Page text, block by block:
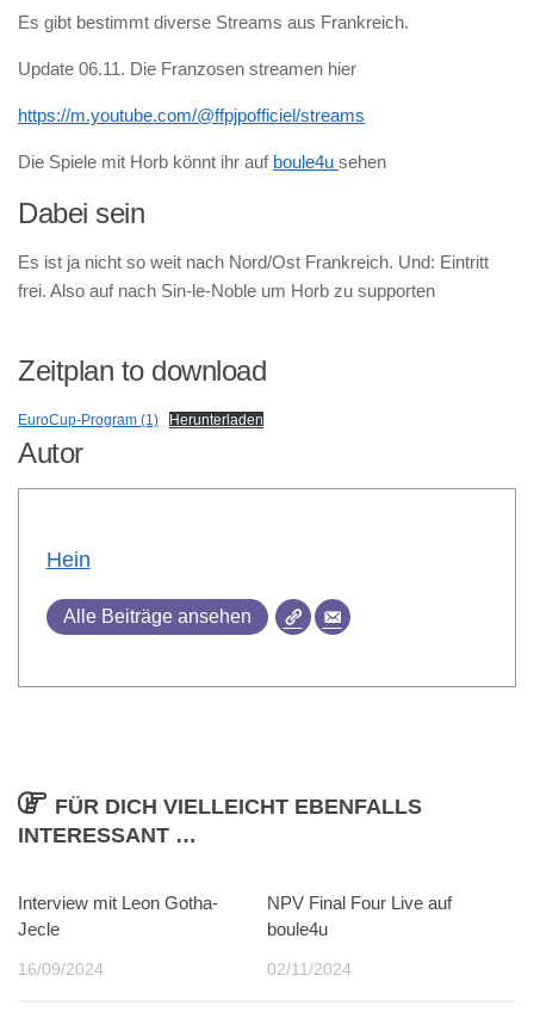
Es gibt bestimmt diverse Streams aus Frankreich.
Update 06.11. Die Franzosen streamen hier
https://m.youtube.com/@ffpjpofficiel/streams
Die Spiele mit Horb könnt ihr auf boule4u sehen
Dabei sein
Es ist ja nicht so weit nach Nord/Ost Frankreich. Und: Eintritt
frei. Also auf nach Sin-le-Noble um Horb zu supporten
Zeitplan to download
EuroCup-Program (1) Herunterladen
Autor
Hein
Alle Beiträge ansehen
FÜR DICH VIELLEICHT EBENFALLS
INTERESSANT …
Interview mit Leon Gotha-
Jecle
16/09/2024
NPV Final Four Live auf
boule4u
02/11/2024